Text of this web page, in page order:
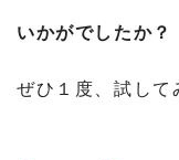
いかがでしたか？
ぜひ１度、試し